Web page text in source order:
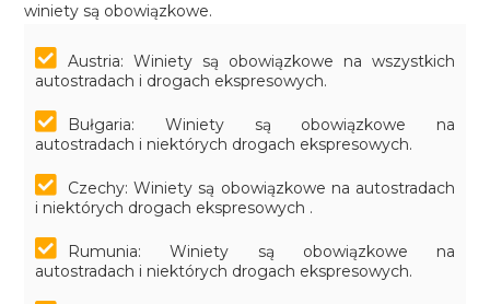
winiety są obowiązkowe.
Austria: Winiety są obowiązkowe na wszystkich
autostradach i drogach ekspresowych.
Bułgaria: Winiety są obowiązkowe na
autostradach i niektórych drogach ekspresowych.
Czechy: Winiety są obowiązkowe na autostradach
i niektórych drogach ekspresowych .
Rumunia: Winiety są obowiązkowe na
autostradach i niektórych drogach ekspresowych.